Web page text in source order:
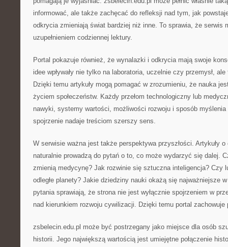
informować, ale także zachęcać do refleksji nad tym, jak
odkrycia zmieniają świat bardziej niż inne. To sprawia, że serwis
uzupełnieniem codziennej lektury.
Portal pokazuje również, że wynalazki i odkrycia mają swoje
idee wpływały nie tylko na laboratoria, uczelnie czy przemysł,
Dzięki temu artykuły mogą pomagać w zrozumieniu, że nauka
życiem społeczeństw. Każdy przełom technologiczny lub
nawyki, systemy wartości, możliwości rozwoju i sposób myślenia
spojrzenie nadaje treściom szerszy sens.
W serwisie ważna jest także perspektywa przyszłości. Artykuły
naturalnie prowadzą do pytań o to, co może wydarzyć się dalej.
zmienią medycynę? Jak rozwinie się sztuczna inteligencja? Czy
odległe planety? Jakie dziedziny nauki okażą się najważniejsze
pytania sprawiają, że strona nie jest wyłącznie spojrzeniem w
nad kierunkiem rozwoju cywilizacji. Dzięki temu portal zachowuje
zsbelecin.edu.pl może być postrzegany jako miejsce dla osób
historii. Jego największą wartością jest umiejętne połączenie